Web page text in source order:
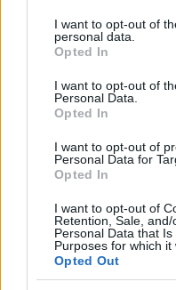
not limited to your visit or
grant or deny consent to
use your data for below
consent section.
I want to opt-out of
personal data.
Opted In
I want to opt-out of
Personal Data.
Opted In
I want to opt-out of
Personal Data for
Opted In
I want to opt-out of
Retention, Sale,
Personal Data that
Purposes for which it
Opted Out
én délután Badits
beszél a magyar
Forrás: MTI
Film Aukció Jancsó